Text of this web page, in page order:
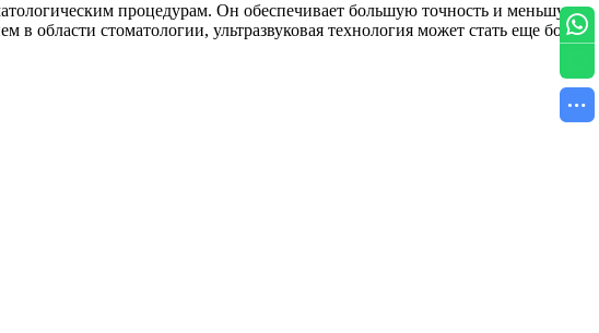
процедурам. Он обеспечивает большую точность и меньшую
области стоматологии, ультразвуковая технология может стать еще более